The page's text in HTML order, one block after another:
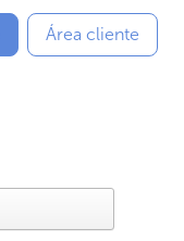
Área cliente